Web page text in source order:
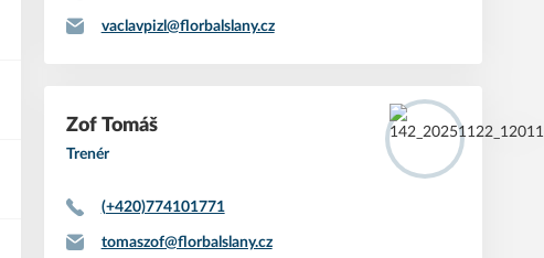
vaclavpizl@florbalslany.cz
Tomáš
Zof
Trenér
(+420)774101771
tomaszof@florbalslany.cz